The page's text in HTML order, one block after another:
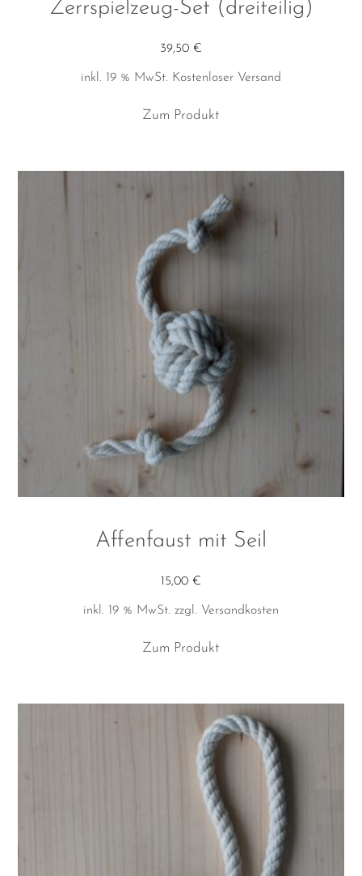
Zerrspielzeug-Set (dreiteilig)
39,50 €
inkl. 19 % MwSt. Kostenloser Versand
Zum Produkt
Affenfaust mit Seil
15,00 €
inkl. 19 % MwSt. zzgl. Versandkosten
Zum Produkt